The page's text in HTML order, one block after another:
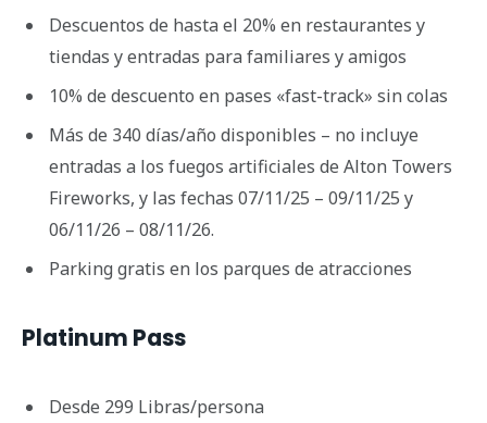
Descuentos de hasta el 20% en restaurantes y
tiendas y entradas para familiares y amigos
10% de descuento en pases «fast-track» sin colas
Más de 340 días/año disponibles – no incluye
entradas a los fuegos artificiales de Alton Towers
Fireworks, y las fechas 07/11/25 – 09/11/25 y
06/11/26 – 08/11/26.
Parking gratis en los parques de atracciones
Platinum Pass
Desde 299 Libras/persona